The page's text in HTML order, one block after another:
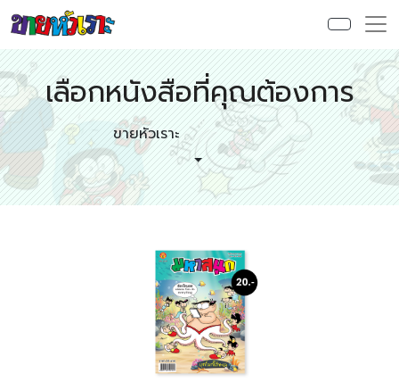
เลือกหนังสือที่คุณต้องการ
ขายหัวเราะ